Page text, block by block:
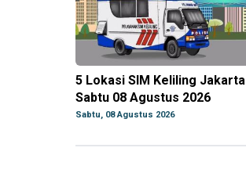
5 Lokasi SIM Keliling Jakarta
Sabtu 08 Agustus 2026
Sabtu, 08 Agustus 2026